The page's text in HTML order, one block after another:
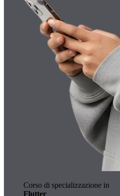
Corso di specializzazione in
Flutter